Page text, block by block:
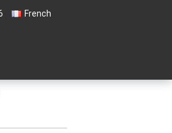
French